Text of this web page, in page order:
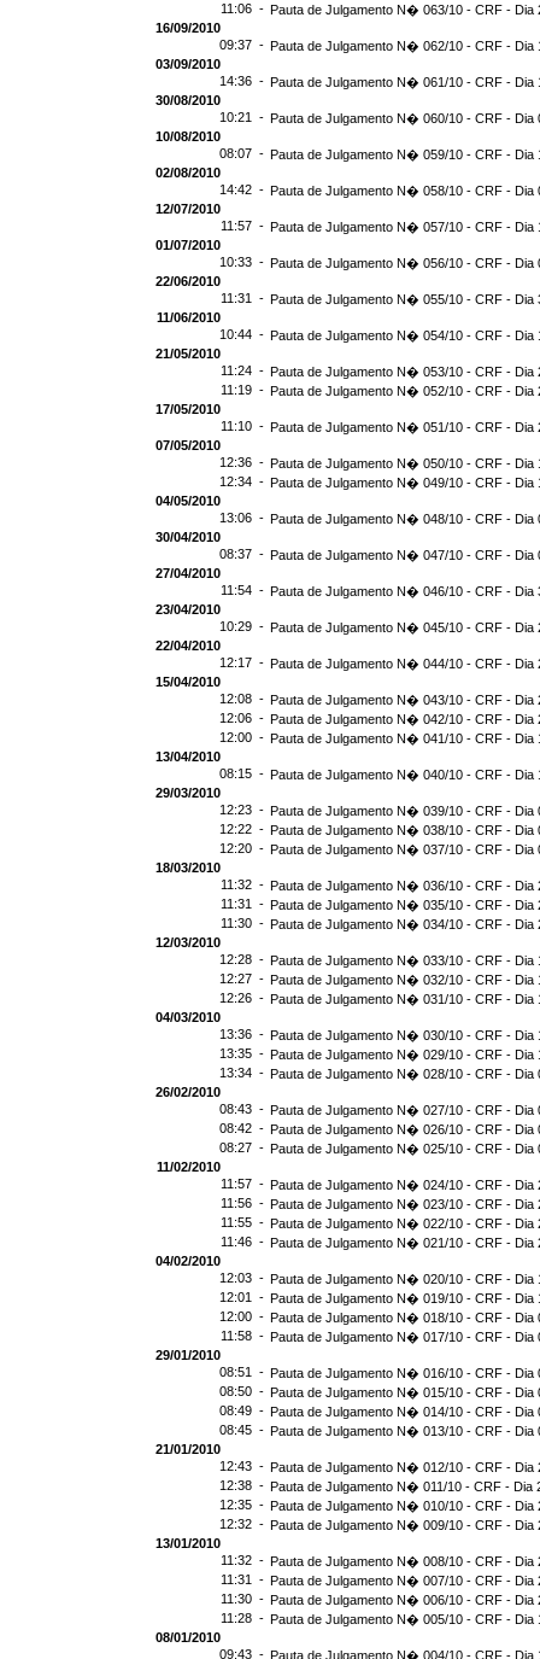
11:06 - Pauta de Julgamento N� 063/10 - CRF - Dia
16/09/2010
09:37 - Pauta de Julgamento N� 062/10 - CRF - Dia
03/09/2010
14:36 - Pauta de Julgamento N� 061/10 - CRF - Dia
30/08/2010
10:21 - Pauta de Julgamento N� 060/10 - CRF - Dia
10/08/2010
08:07 - Pauta de Julgamento N� 059/10 - CRF - Dia
02/08/2010
14:42 - Pauta de Julgamento N� 058/10 - CRF - Dia
12/07/2010
11:57 - Pauta de Julgamento N� 057/10 - CRF - Dia
01/07/2010
10:33 - Pauta de Julgamento N� 056/10 - CRF - Dia
22/06/2010
11:31 - Pauta de Julgamento N� 055/10 - CRF - Dia
11/06/2010
10:44 - Pauta de Julgamento N� 054/10 - CRF - Dia
21/05/2010
11:24 - Pauta de Julgamento N� 053/10 - CRF - Dia
11:19 - Pauta de Julgamento N� 052/10 - CRF - Dia
17/05/2010
11:10 - Pauta de Julgamento N� 051/10 - CRF - Dia
07/05/2010
12:36 - Pauta de Julgamento N� 050/10 - CRF - Dia
12:34 - Pauta de Julgamento N� 049/10 - CRF - Dia
04/05/2010
13:06 - Pauta de Julgamento N� 048/10 - CRF - Dia
30/04/2010
08:37 - Pauta de Julgamento N� 047/10 - CRF - Dia
27/04/2010
11:54 - Pauta de Julgamento N� 046/10 - CRF - Dia
23/04/2010
10:29 - Pauta de Julgamento N� 045/10 - CRF - Dia
22/04/2010
12:17 - Pauta de Julgamento N� 044/10 - CRF - Dia
15/04/2010
12:08 - Pauta de Julgamento N� 043/10 - CRF - Dia
12:06 - Pauta de Julgamento N� 042/10 - CRF - Dia
12:00 - Pauta de Julgamento N� 041/10 - CRF - Dia
13/04/2010
08:15 - Pauta de Julgamento N� 040/10 - CRF - Dia
29/03/2010
12:23 - Pauta de Julgamento N� 039/10 - CRF - Dia
12:22 - Pauta de Julgamento N� 038/10 - CRF - Dia
12:20 - Pauta de Julgamento N� 037/10 - CRF - Dia
18/03/2010
11:32 - Pauta de Julgamento N� 036/10 - CRF - Dia
11:31 - Pauta de Julgamento N� 035/10 - CRF - Dia
11:30 - Pauta de Julgamento N� 034/10 - CRF - Dia
12/03/2010
12:28 - Pauta de Julgamento N� 033/10 - CRF - Dia
12:27 - Pauta de Julgamento N� 032/10 - CRF - Dia
12:26 - Pauta de Julgamento N� 031/10 - CRF - Dia
04/03/2010
13:36 - Pauta de Julgamento N� 030/10 - CRF - Dia
13:35 - Pauta de Julgamento N� 029/10 - CRF - Dia
13:34 - Pauta de Julgamento N� 028/10 - CRF - Dia
26/02/2010
08:43 - Pauta de Julgamento N� 027/10 - CRF - Dia
08:42 - Pauta de Julgamento N� 026/10 - CRF - Dia
08:27 - Pauta de Julgamento N� 025/10 - CRF - Dia
11/02/2010
11:57 - Pauta de Julgamento N� 024/10 - CRF - Dia
11:56 - Pauta de Julgamento N� 023/10 - CRF - Dia
11:55 - Pauta de Julgamento N� 022/10 - CRF - Dia
11:46 - Pauta de Julgamento N� 021/10 - CRF - Dia
04/02/2010
12:03 - Pauta de Julgamento N� 020/10 - CRF - Dia
12:01 - Pauta de Julgamento N� 019/10 - CRF - Dia
12:00 - Pauta de Julgamento N� 018/10 - CRF - Dia
11:58 - Pauta de Julgamento N� 017/10 - CRF - Dia
29/01/2010
08:51 - Pauta de Julgamento N� 016/10 - CRF - Dia
08:50 - Pauta de Julgamento N� 015/10 - CRF - Dia
08:49 - Pauta de Julgamento N� 014/10 - CRF - Dia
08:45 - Pauta de Julgamento N� 013/10 - CRF - Dia
21/01/2010
12:43 - Pauta de Julgamento N� 012/10 - CRF - Dia
12:38 - Pauta de Julgamento N� 011/10 - CRF - Dia
12:35 - Pauta de Julgamento N� 010/10 - CRF - Dia
12:32 - Pauta de Julgamento N� 009/10 - CRF - Dia
13/01/2010
11:32 - Pauta de Julgamento N� 008/10 - CRF - Dia
11:31 - Pauta de Julgamento N� 007/10 - CRF - Dia
11:30 - Pauta de Julgamento N� 006/10 - CRF - Dia
11:28 - Pauta de Julgamento N� 005/10 - CRF - Dia
08/01/2010
09:43 - Pauta de Julgamento N� 004/10 - CRF - Dia